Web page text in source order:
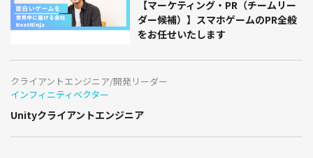
【マーケティング・PR（チームリー
ダー候補）】スマホゲームのPR全般
をお任せいたします
クライアントエンジニア/開発リーダー
インフィニティベクター
Unityクライアントエンジニア